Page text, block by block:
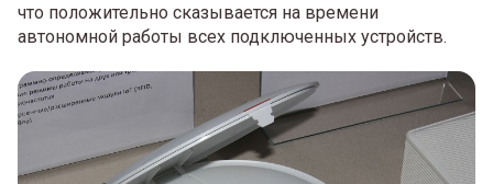
что положительно сказывается на времени
автономной работы всех подключенных устройств.